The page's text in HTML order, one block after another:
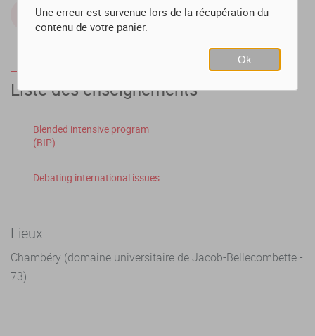
Composante
Faculté de Droit
Liste des enseignements
Blended intensive program
(BIP)
Debating international issues
Lieux
Chambéry (domaine universitaire de Jacob-Bellecombette -
73)
Une erreur est survenue lors de la récupération du
contenu de votre panier.
Ok